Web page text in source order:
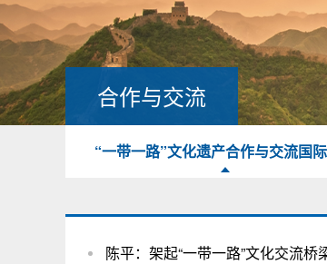
合作与交流
“一带一路”文化遗产合作与交流国
陈平：架起“一带一路”文化交流桥